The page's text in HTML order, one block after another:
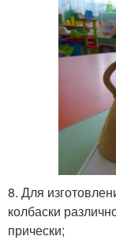
8. Для
колбаски
прически;